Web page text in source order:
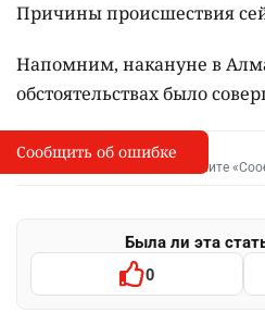
Причины происшествия
Напомним, накануне в
обстоятельствах было
I
Сообщить об опечатке
Выделите фрагмент и нажмите
Была ли эта
0
Сообщить об ошибке